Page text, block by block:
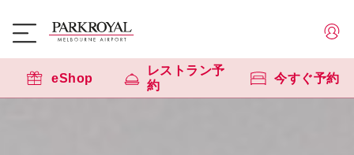
eShop
レストラン予
約
今すぐ予約